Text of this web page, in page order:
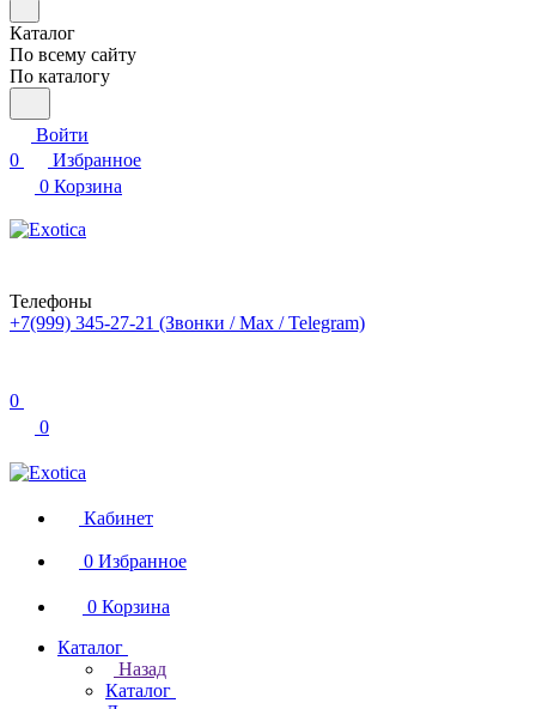
Каталог
По всему сайту
По каталогу
Войти
0
Избранное
0 Корзина
Телефоны
+7(999) 345-27-21 (Звонки / Max / Telegram)
0
0
Кабинет
0 Избранное
0 Корзина
Каталог
Назад
Каталог